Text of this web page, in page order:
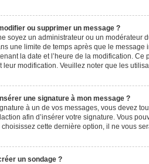
ou supprimer un message ?
soyez un administrateur ou un modérateur
une limite de temps après que le
la date et l’heure de la modification.
leur modification. Veuillez noter que les
une signature à mon message ?
à un de vos messages, vous devez
afin d’insérer votre signature. Vous
choisissez cette dernière option, il ne vous
un sondage ?